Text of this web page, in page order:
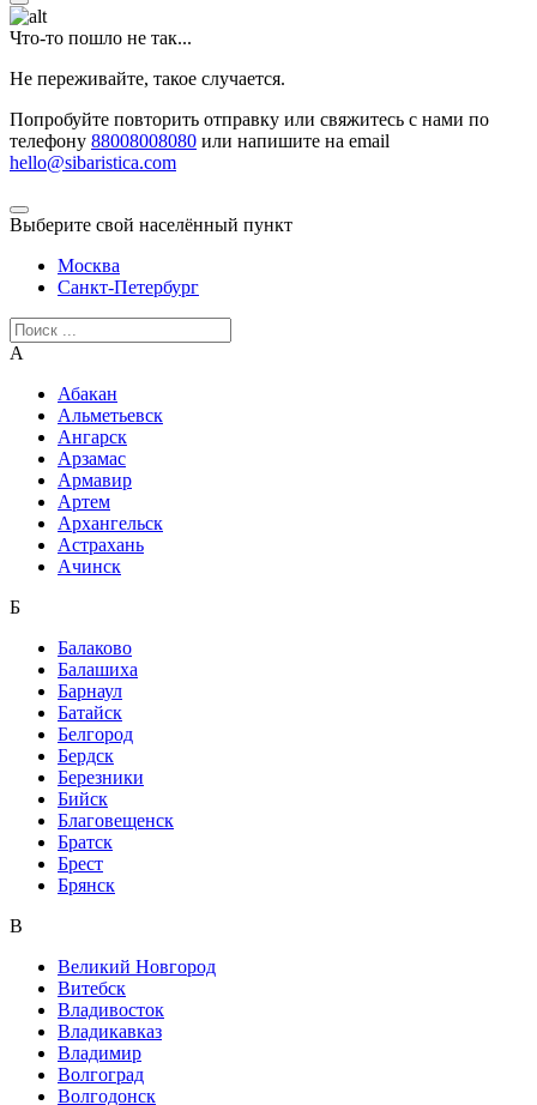
Что-то пошло не так...
Не переживайте, такое случается.
Попробуйте повторить отправку или свяжитесь с нами по
телефону 88008008080 или напишите на email
hello@sibaristica.com
Выберите свой населённый пункт
Москва
Санкт-Петербург
А
Абакан
Альметьевск
Ангарск
Арзамас
Армавир
Артем
Архангельск
Астрахань
Ачинск
Б
Балаково
Балашиха
Барнаул
Батайск
Белгород
Бердск
Березники
Бийск
Благовещенск
Братск
Брест
Брянск
В
Великий Новгород
Витебск
Владивосток
Владикавказ
Владимир
Волгоград
Волгодонск